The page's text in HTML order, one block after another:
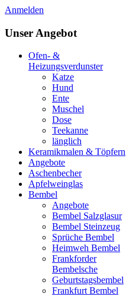
Anmelden
Unser Angebot
Ofen- &
Heizungsverdunster
Katze
Hund
Ente
Muschel
Dose
Teekanne
länglich
Keramikmalen & Töpfern
Angebote
Aschenbecher
Apfelweinglas
Bembel
Angebote
Bembel Salzglasur
Bembel Steinzeug
Sprüche Bembel
Heimweh Bembel
Frankforder
Bembelsche
Geburtstagsbembel
Frankfurt Bembel